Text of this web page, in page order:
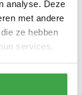
analyse. Deze
met andere
ze hebben
services.
van echt